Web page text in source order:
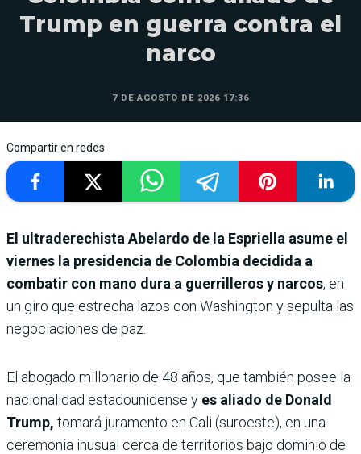
Trump en guerra contra el
narco
7 DE AGOSTO DE 2026 17:36
Compartir en redes
El ultraderechista Abelardo de la Espriella asume el
viernes la presidencia de Colombia decidida a
combatir con mano dura a guerrilleros y narcos, en
un giro que estrecha lazos con Washington y sepulta las
negociaciones de paz.
El abogado millonario de 48 años, que también posee la
nacionalidad estadounidense y es aliado de Donald
Trump, tomará juramento en Cali (suroeste), en una
ceremonia inusual cerca de territorios bajo dominio de